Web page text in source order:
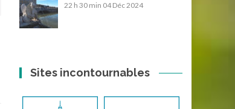
22 h 30 min 04 Déc 2024
Sites incontournables